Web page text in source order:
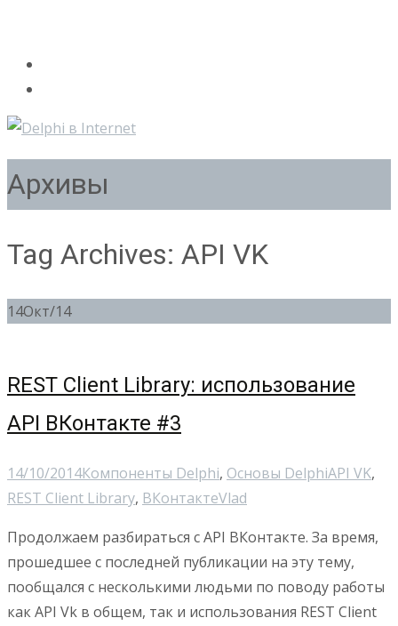
Архивы
Tag Archives: API VK
14Окт/14
REST Client Library: использование
API ВКонтакте #3
14/10/2014Компоненты Delphi, Основы DelphiAPI VK,
REST Client Library, ВКонтактеVlad
Продолжаем разбираться с API ВКонтакте. За время,
прошедшее с последней публикации на эту тему,
пообщался с несколькими людьми по поводу работы
как API Vk в общем, так и использования REST Client